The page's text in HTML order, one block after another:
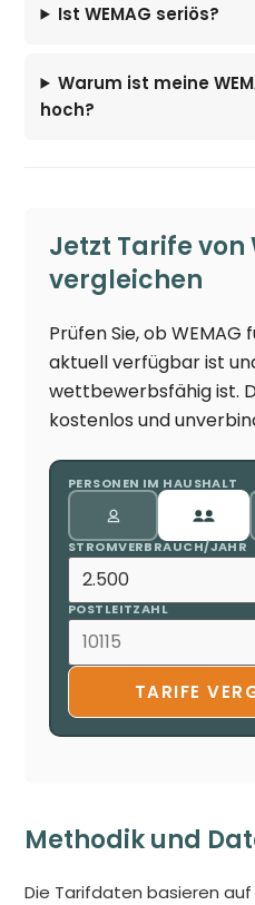
Ist WEMAG seriös?
Warum ist meine
hoch?
Jetzt Tarife von
vergleichen
Prüfen Sie, ob
aktuell verfügbar ist
wettbewerbsfähig ist.
kostenlos und
PERSONEN IM HAUSHALT
STROMVERBRAUCH/JAHR
POSTLEITZAHL
TARIFE
Methodik und
Die Tarifdaten basieren